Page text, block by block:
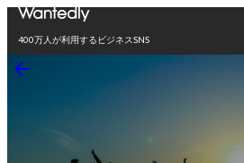
400万人が利用するビジネスSNS